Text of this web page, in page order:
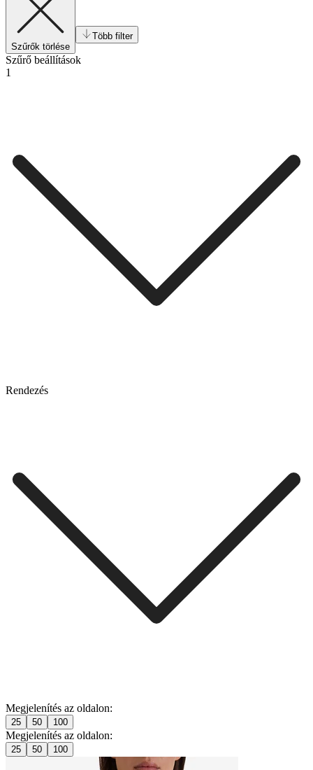
Szűrők törlése
Több filter
Szűrő beállítások
1
Rendezés
Megjelenítés az oldalon:
25 50 100
Megjelenítés az oldalon:
25 50 100